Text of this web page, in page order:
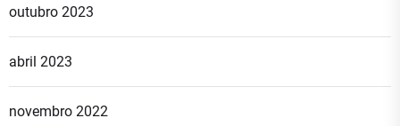
outubro 2023
abril 2023
novembro 2022